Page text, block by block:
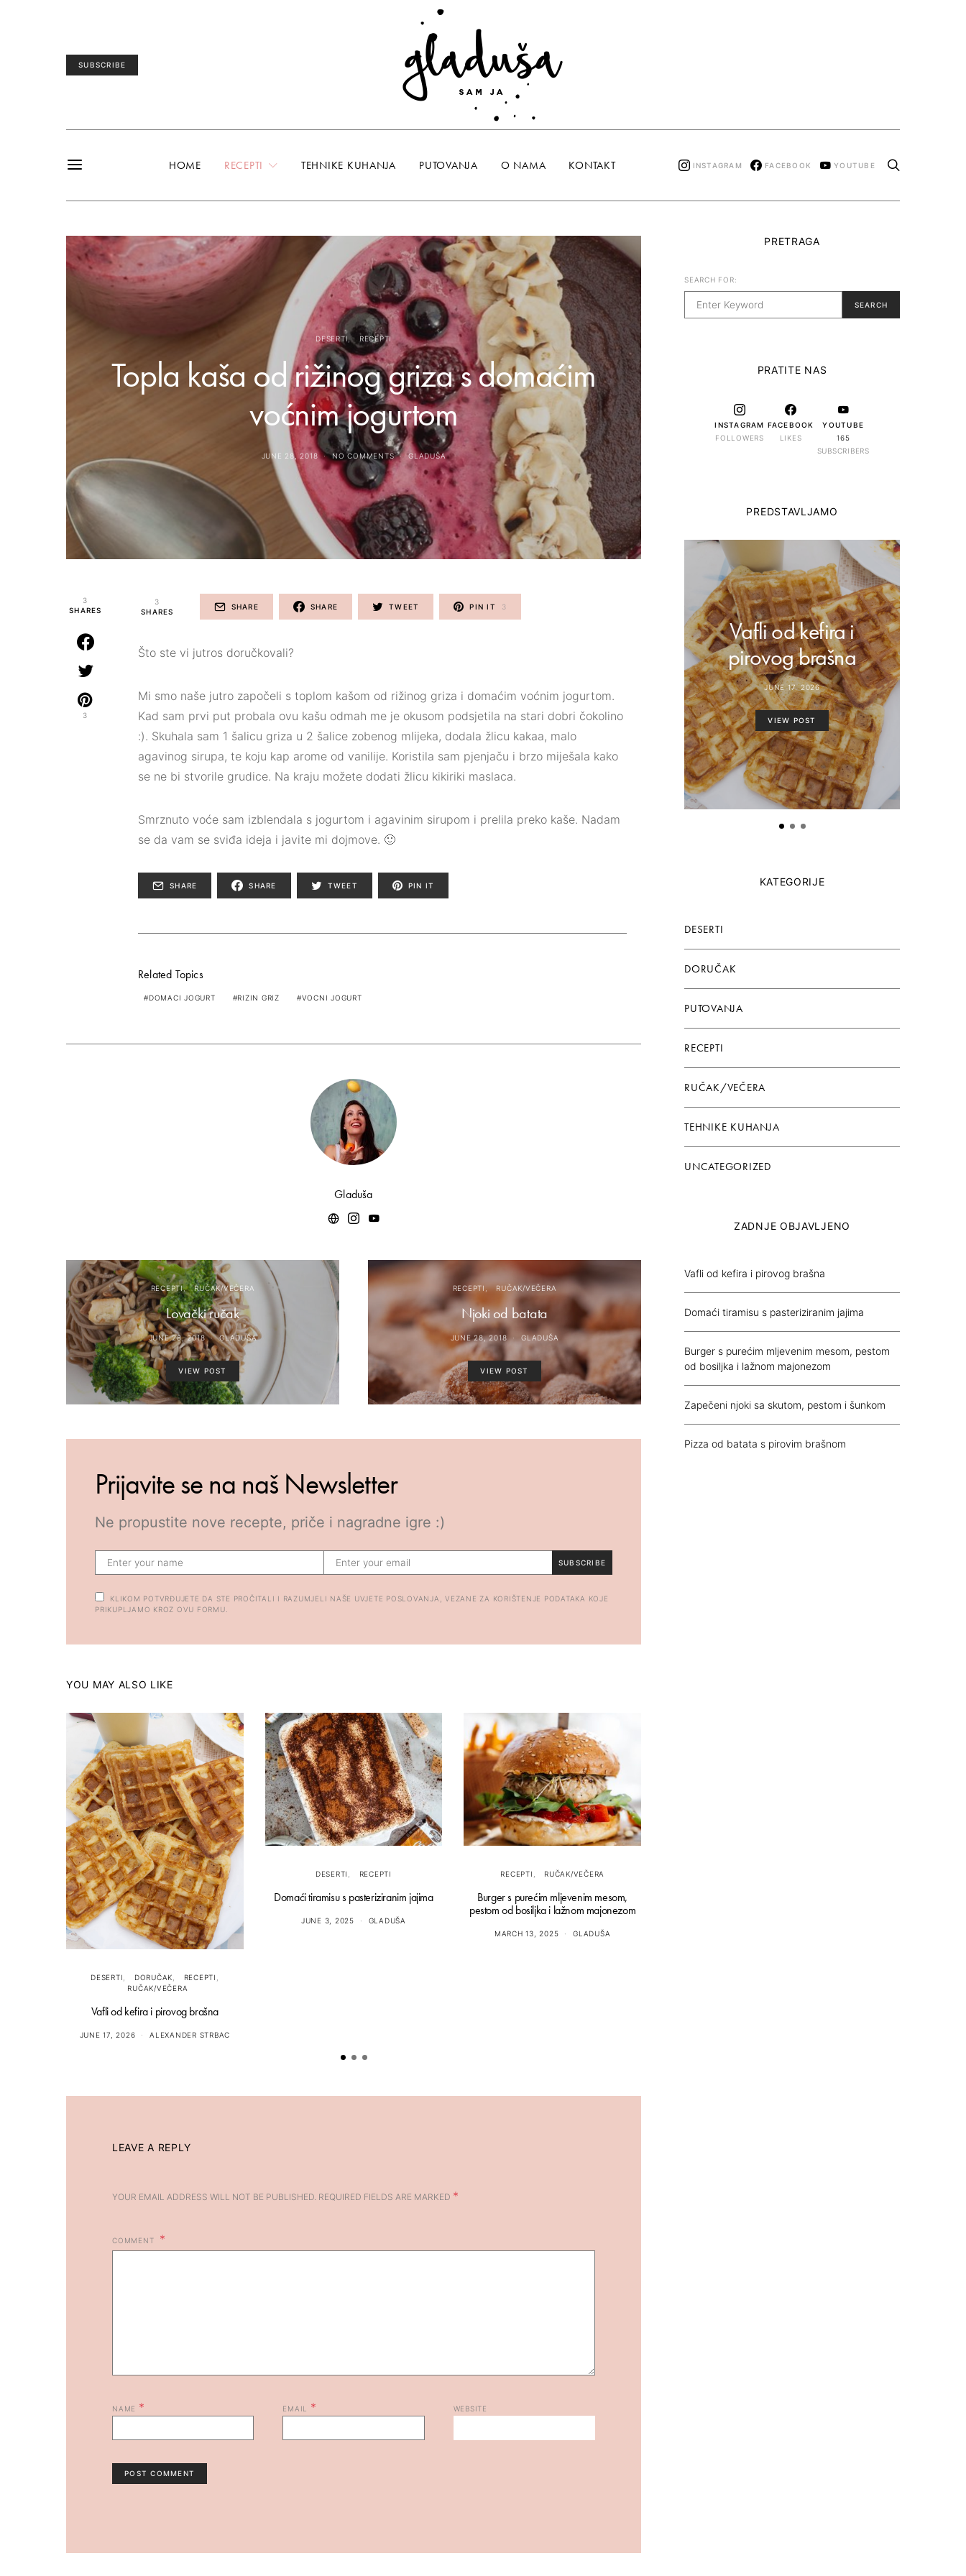
SUBSCRIBE
HOME RECEPTI TEHNIKE KUHANJA PUTOVANJA O NAMA KONTAKT INSTAGRAM FACEBOOK YOUTUBE
DESERTI RECEPTI
Topla kaša od rižinog griza s domaćim
voćnim jogurtom
JUNE 28, 2018 NO COMMENTS GLADUŠA
3
SHARES
3
3
SHARES
SHARE SHARE TWEET PIN IT 3
Što ste vi jutros doručkovali?⁣
Mi smo naše jutro započeli s toplom kašom od rižinog griza i domaćim voćnim jogurtom.⁣
Kad sam prvi put probala ovu kašu odmah me je okusom podsjetila na stari dobri čokolino
:). Skuhala sam 1 šalicu griza u 2 šalice zobenog mlijeka, dodala žlicu kakaa, malo
agavinog sirupa, te koju kap arome od vanilije.⁣ Koristila sam pjenjaču i brzo miješala kako
se ne bi stvorile grudice. Na kraju možete dodati žlicu kikiriki maslaca.
Smrznuto voće sam izblendala s jogurtom i agavinim sirupom i prelila preko kaše.⁣ Nadam
se da vam se sviđa ideja i javite mi dojmove. 🙂
SHARE SHARE TWEET PIN IT
Related Topics
DOMACI JOGURT RIZIN GRIZ VOCNI JOGURT
Gladuša
RECEPTI RUČAK/VEČERA
Lovački ručak
JUNE 28, 2018 GLADUŠA
VIEW POST
RECEPTI RUČAK/VEČERA
Njoki od batata
JUNE 28, 2018 GLADUŠA
VIEW POST
Prijavite se na naš Newsletter
Ne propustite nove recepte, priče i nagradne igre :)
SUBSCRIBE
KLIKOM POTVRĐUJETE DA STE PROČITALI I RAZUMJELI NAŠE UVJETE POSLOVANJA, VEZANE ZA KORIŠTENJE PODATAKA KOJE
PRIKUPLJAMO KROZ OVU FORMU.
YOU MAY ALSO LIKE
DESERTI DORUČAK
RECEPTI
RUČAK/VEČERA
Vafli od kefira i pirovog brašna
JUNE 17, 2026 ALEXANDER STRBAC
DESERTI RECEPTI
Domaći tiramisu s pasteriziranim jajima
JUNE 3, 2025 GLADUŠA
RECEPTI RUČAK/VEČERA
Burger s purećim mljevenim mesom,
pestom od bosiljka i lažnom majonezom
MARCH 13, 2025 GLADUŠA
LEAVE A REPLY
YOUR EMAIL ADDRESS WILL NOT BE PUBLISHED. REQUIRED FIELDS ARE MARKED *
COMMENT
NAME * EMAIL * WEBSITE
PRETRAGA
SEARCH FOR:
SEARCH
PRATITE NAS
INSTAGRAM
FOLLOWERS
FACEBOOK
LIKES
YOUTUBE
165
SUBSCRIBERS
PREDSTAVLJAMO
Vafli od kefira i
pirovog brašna
JUNE 17, 2026
VIEW POST
KATEGORIJE
DESERTI
DORUČAK
PUTOVANJA
RECEPTI
RUČAK/VEČERA
TEHNIKE KUHANJA
UNCATEGORIZED
ZADNJE OBJAVLJENO
Vafli od kefira i pirovog brašna
Domaći tiramisu s pasteriziranim jajima
Burger s purećim mljevenim mesom, pestom
od bosiljka i lažnom majonezom
Zapečeni njoki sa skutom, pestom i šunkom
Pizza od batata s pirovim brašnom